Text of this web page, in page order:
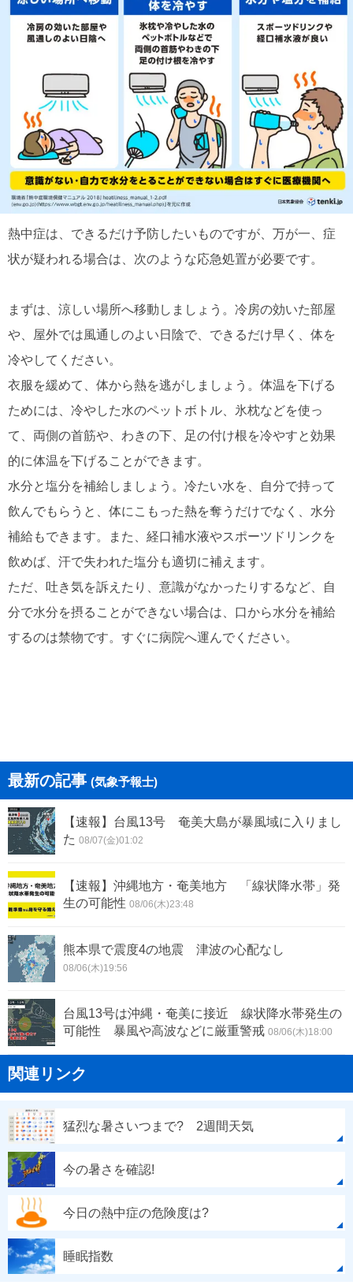
熱中症は、できるだけ予防したいものですが、万が一、症
状が疑われる場合は、次のような応急処置が必要です。
まずは、涼しい場所へ移動しましょう。冷房の効いた部屋
や、屋外では風通しのよい日陰で、できるだけ早く、体を
冷やしてください。
衣服を緩めて、体から熱を逃がしましょう。体温を下げる
ためには、冷やした水のペットボトル、氷枕などを使っ
て、両側の首筋や、わきの下、足の付け根を冷やすと効果
的に体温を下げることができます。
水分と塩分を補給しましょう。冷たい水を、自分で持って
飲んでもらうと、体にこもった熱を奪うだけでなく、水分
補給もできます。また、経口補水液やスポーツドリンクを
飲めば、汗で失われた塩分も適切に補えます。
ただ、吐き気を訴えたり、意識がなかったりするなど、自
分で水分を摂ることができない場合は、口から水分を補給
するのは禁物です。すぐに病院へ運んでください。
最新の記事 (気象予報士)
【速報】台風13号 奄美大島が暴風域に入りまし
た 08/07(金)01:02
【速報】沖縄地方・奄美地方 「線状降水帯」発
生の可能性 08/06(木)23:48
熊本県で震度4の地震 津波の心配なし
08/06(木)19:56
台風13号は沖縄・奄美に接近 線状降水帯発生の
可能性 暴風や高波などに厳重警戒 08/06(木)18:00
関連リンク
猛烈な暑さいつまで? 2週間天気
今の暑さを確認!
今日の熱中症の危険度は?
睡眠指数